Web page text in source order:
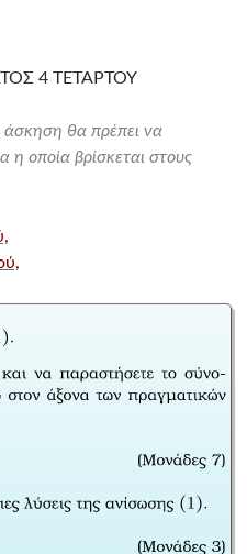
4 ΤΕΤΑΡΤΟΥ
άσκηση θα πρέπει να
η οποία βρίσκεται στους